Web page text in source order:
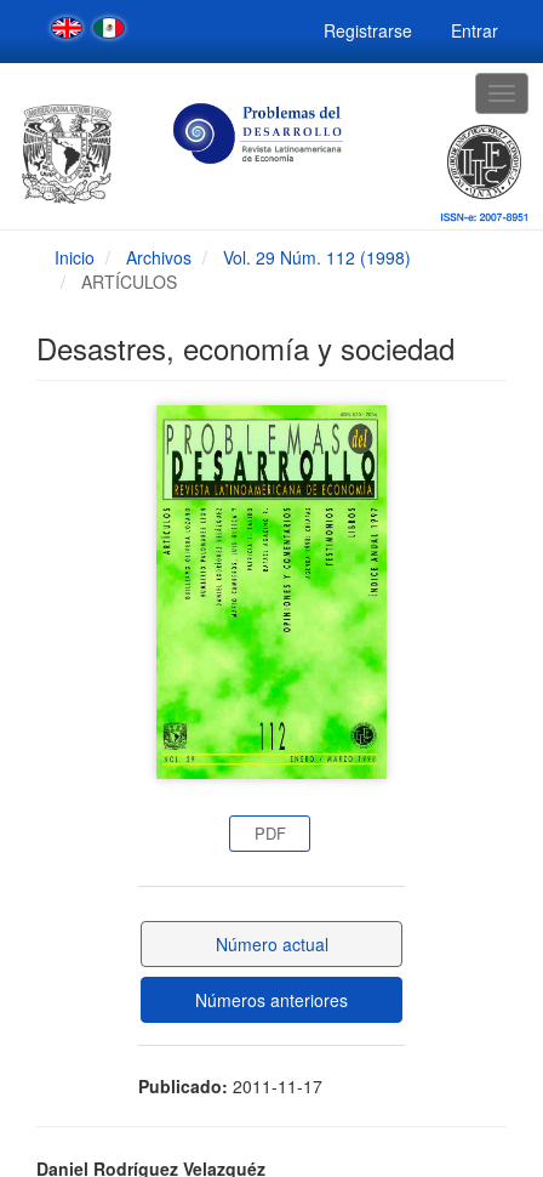
Navegación
principal
Contenido
Barra
lateral
Registrarse Entrar
Inicio Archivos
Vol. 29 Núm. 112 (1998)
ARTÍCULOS
Desastres, economía y sociedad
PDF
Número actual
Números anteriores
Publicado: 2011-11-17
Daniel Rodríguez Velazquéz